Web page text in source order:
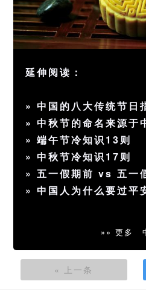
延伸阅读：
»中国的八大传统节日
»中秋节的命名来源于
»端午节冷知识13则
»中秋节冷知识17则
»五一假期前 vs 五
»中国人为什么要过平
»» 更多
« 上一条